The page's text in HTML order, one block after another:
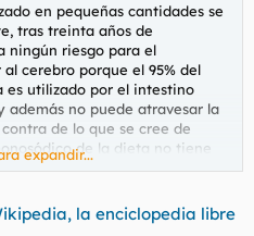
en pequeñas cantidades se
tras treinta años de
ningún riesgo para el
cerebro porque el 95% del
utilizado por el intestino
además no puede atravesar la
de lo que se cree de
de la dieta no tiene
como la diabetes,
que el glutamato provoque
la salud. Ni siquiera puede
expandir...
la enciclopedia libre